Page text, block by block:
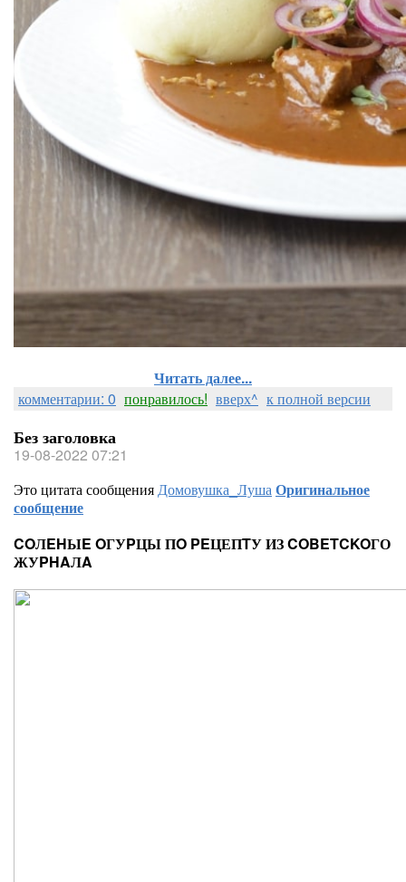
Читать далее...
комментарии: 0 понравилось! вверх^ к полной версии
Без заголовка
19-08-2022 07:21
Это цитата сообщенияДомовушка_ЛушаОригинальное
сообщение
COЛEHЫE OГУPЦЫ ПO PEЦЕПTУ ИЗ COBETCKOГО
ЖУPHAЛA